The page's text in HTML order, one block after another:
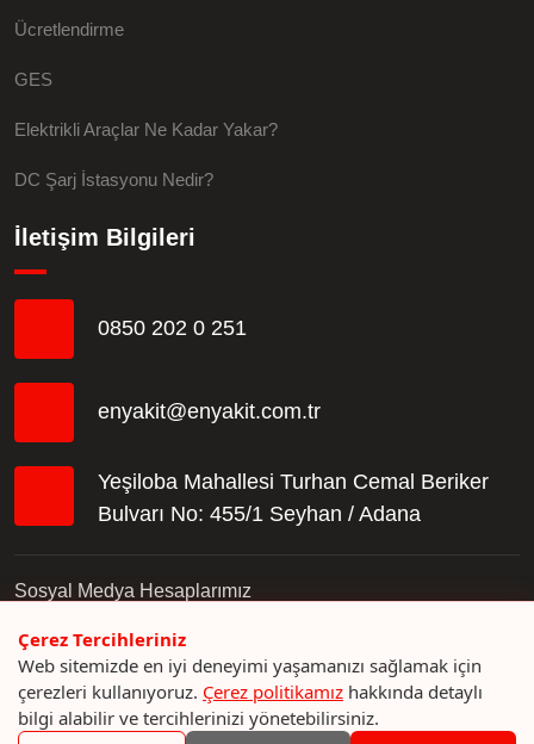
Ücretlendirme
GES
Elektrikli Araçlar Ne Kadar Yakar?
DC Şarj İstasyonu Nedir?
İletişim Bilgileri
0850 202 0 251
enyakit@enyakit.com.tr
Yeşiloba Mahallesi Turhan Cemal Beriker
Bulvarı No: 455/1 Seyhan / Adana
Sosyal Medya Hesaplarımız
© 2023 En Yakıt
Çerez Tercihleriniz
Web sitemizde en iyi deneyimi yaşamanızı sağlamak için
çerezleri kullanıyoruz. Çerez politikamız hakkında detaylı
bilgi alabilir ve tercihlerinizi yönetebilirsiniz.